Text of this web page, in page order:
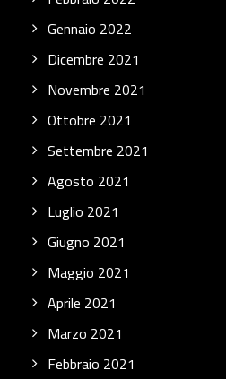
Gennaio 2022
Dicembre 2021
Novembre 2021
Ottobre 2021
Settembre 2021
Agosto 2021
Luglio 2021
Giugno 2021
Maggio 2021
Aprile 2021
Marzo 2021
Febbraio 2021